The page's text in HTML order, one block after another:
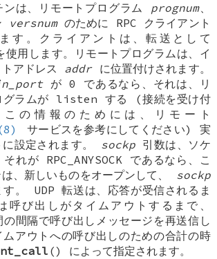
ンは、リモートプログラム prognum、
versnumのために RPC クライアント
す。クライアントは、転送として
用します。リモートプログラムは、イ
アドレス addrに位置付けされます。
が 0 であるなら、それは、リ
グラムが listen する (接続を受け付
の情報のためには、リモート
サービスを参考にしてください) 実
設定されます。 sockp 引数は、ソケ
それが RPC_ANYSOCK であるなら、こ
、新しいものをオープンして、 sockp
す。 UDP 転送は、応答が受信されるま
呼び出しがタイムアウトするまで、
間隔で呼び出しメッセージを再送信し
ムアウトへの呼び出しのための合計の時
() によって指定されます。